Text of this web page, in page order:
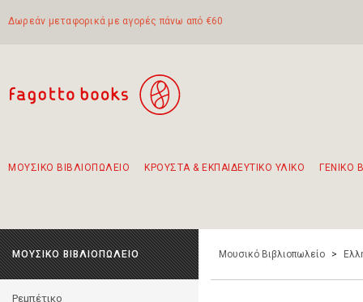
Δωρεάν μεταφορικά με αγορές πάνω από €60
ΜΟΥΣΙΚΟ ΒΙΒΛΙΟΠΩΛΕΙΟ ΚΡΟΥΣΤΑ & ΕΚΠΑΙΔΕΥΤΙΚΟ ΥΛΙΚΟ ΓΕΝΙΚΟ
ΜΟΥΣΙΚΟ ΒΙΒΛΙΟΠΩΛΕΙΟ
Ρεμπέτικο
Μουσικό Βιβλιοπωλείο >